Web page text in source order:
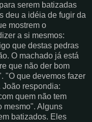
serem batizadas
deu a idéia de fugir da
mostrem o
a si mesmos:
que destas pedras
O machado já está
que não der bom
"O que devemos fazer
respondia:
quem não tem
mesmo". Alguns
batizados. Eles